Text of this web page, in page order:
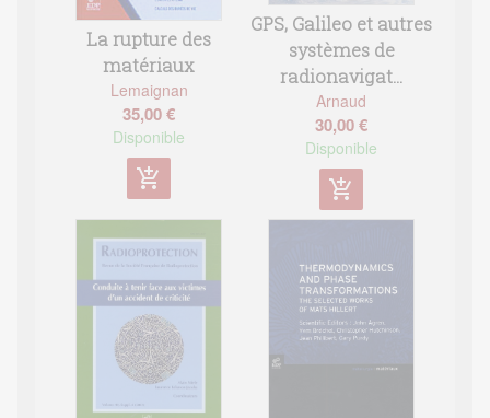
La rupture des
matériaux
Lemaignan
35,00 €
Disponible
add_shopping_cart
GPS, Galileo et autres
systèmes de
radionavigat...
Arnaud
30,00 €
Disponible
add_shopping_cart